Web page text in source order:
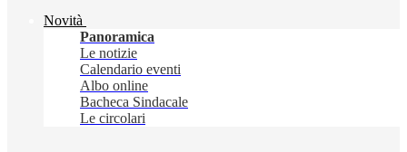
Novità
Panoramica
Le notizie
Calendario eventi
Albo online
Bacheca Sindacale
Le circolari